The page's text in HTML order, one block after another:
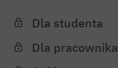
Dla studenta
Dla pracownika